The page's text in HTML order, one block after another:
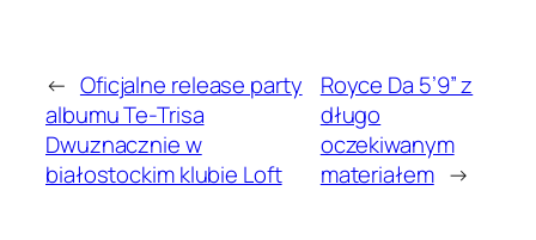
← Oficjalne release party
albumu Te-Trisa
Dwuznacznie w
białostockim klubie Loft
Royce Da 5’9” z
długo
oczekiwanym
materiałem →